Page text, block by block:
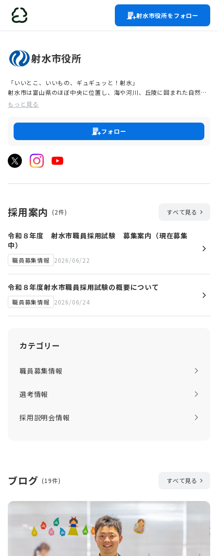
射水市役所をフォロー
射水市役所
「いいとこ、いいもの、ギュギュッと！射水」
射水市は富山県のほぼ中央に位置し、海や河川、丘陵に囲まれた自然豊
かなまちです。
海の幸・里山の幸などの「いいもの」がギュギュッと詰まった住みよい
まちとして発展してきました。
のない充実した子育て支援を実施しており、子育て世代からも選ばれて
います。
まちづくりの主役は、このサイトを見ている「あなた」です！
もっと見る
フォロー
採用案内 (2件) すべて見る
カテゴリー
職員募集情報
選考情報
採用説明会情報
令和８年度 射水市職員採用試験 募集案内（現在募集
中）
職員募集情報 2026/06/22
令和８年度射水市職員採用試験の概要について
職員募集情報 2026/06/24
ブログ (19件) すべて見る